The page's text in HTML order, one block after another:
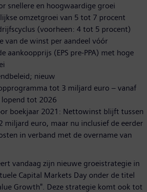
snellere en hoogwaardige groei
omzetgroei van 5 tot 7 procent
(voorheen: 4 tot 5 procent)
van de winst per aandeel vóór
aankoopprijs (EPS pre-PPA) met hoge
nieuw
tot 3 miljard euro – vanaf
lopend tot 2026
boekjaar 2021: Nettowinst blijft tussen
miljard euro, maar nu inclusief de eerder
in verband met de overname van
vandaag zijn nieuwe groeistrategie in
Capital Markets Day onder de titel
Growth". Deze strategie komt ook tot